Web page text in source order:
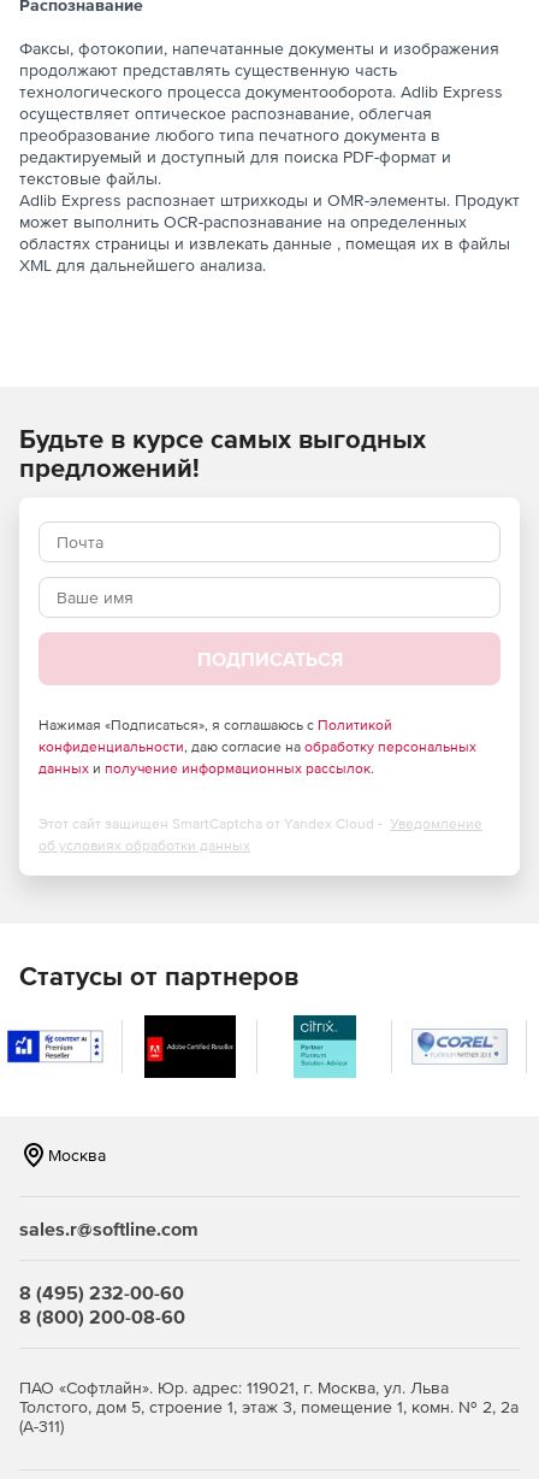
Распознавание
Факсы, фотокопии, напечатанные документы и изображения
продолжают представлять существенную часть
технологического процесса документооборота. Adlib Express
осуществляет оптическое распознавание, облегчая
преобразование любого типа печатного документа в
редактируемый и доступный для поиска PDF-формат и
текстовые файлы.
Adlib Express распознает штрихкоды и OMR-элементы. Продукт
может выполнить OCR-распознавание на определенных
областях страницы и извлекать данные , помещая их в файлы
XML для дальнейшего анализа.
Будьте в курсе самых выгодных
предложений!
ПОДПИСАТЬСЯ
Нажимая «Подписаться», я соглашаюсь с Политикой
конфиденциальности, даю согласие на обработку персональных
данных и получение информационных рассылок.
Этот сайт защищен SmartCaptcha от Yandex Cloud - Уведомление
об условиях обработки данных
Статусы от партнеров
Москва
sales.r@softline.com
8 (495) 232-00-60
8 (800) 200-08-60
ПАО «Софтлайн». Юр. адрес: 119021, г. Москва, ул. Льва
Толстого, дом 5, строение 1, этаж 3, помещение 1, комн. № 2, 2а
(А-311)